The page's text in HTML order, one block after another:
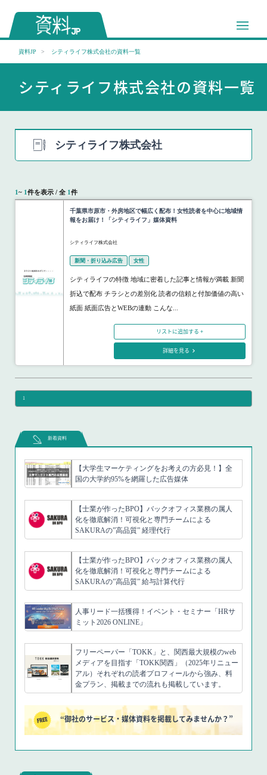
資料JP シティライフ株式会社の資料一覧
シティライフ株式会社の資料一覧
シティライフ株式会社
1~ 1件を表示 / 全 1件
千葉県市原市・外房地区で幅広く配布！女性読者を中心に地域情
報をお届け！「シティライフ」媒体資料
シティライフ株式会社
新聞・折り込み広告 女性
シティライフの特徴 地域に密着した記事と情報が満載 新聞
折込で配布 チラシとの差別化 読者の信頼と付加価値の高い
紙面 紙面広告とWEBの連動 こんな...
リストに追加する +
詳細を見る
1
新着資料
【大学生マーケティングをお考えの方必見！】全
国の大学約95%を網羅した広告媒体
【士業が作ったBPO】バックオフィス業務の属人
化を徹底解消！可視化と専門チームによる
SAKURAの”高品質” 経理代行
【士業が作ったBPO】バックオフィス業務の属人
化を徹底解消！可視化と専門チームによる
SAKURAの”高品質” 給与計算代行
人事リード一括獲得！イベント・セミナー「HRサ
ミット2026 ONLINE」
フリーペーパー「TOKK」と、関西最大規模のweb
メディアを目指す「TOKK関西」（2025年リニュー
アル）それぞれの読者プロフィールから強み、料
金プラン、掲載までの流れも掲載しています。
“御社のサービス・媒体資料を掲載してみませんか？”